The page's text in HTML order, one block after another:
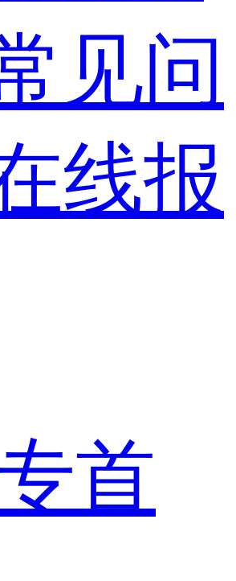
见问
线报
首